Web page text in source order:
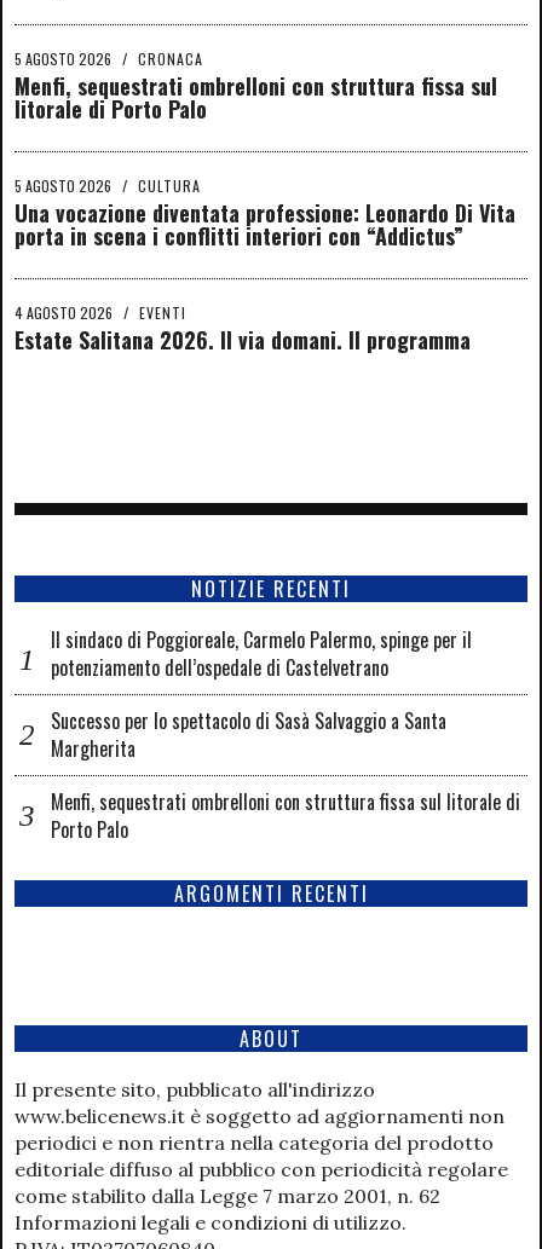
5 AGOSTO 2026 / CRONACA
Menfi, sequestrati ombrelloni con struttura fissa sul
litorale di Porto Palo
5 AGOSTO 2026 / CULTURA
Una vocazione diventata professione: Leonardo Di Vita
porta in scena i conflitti interiori con “Addictus”
4 AGOSTO 2026 / EVENTI
Estate Salitana 2026. Il via domani. Il programma
NOTIZIE RECENTI
Il sindaco di Poggioreale, Carmelo Palermo, spinge per il
potenziamento dell’ospedale di Castelvetrano
Successo per lo spettacolo di Sasà Salvaggio a Santa
Margherita
Menfi, sequestrati ombrelloni con struttura fissa sul litorale di
Porto Palo
ARGOMENTI RECENTI
ABOUT
Il presente sito, pubblicato all'indirizzo
www.belicenews.it è soggetto ad aggiornamenti non
periodici e non rientra nella categoria del prodotto
editoriale diffuso al pubblico con periodicità regolare
come stabilito dalla Legge 7 marzo 2001, n. 62
Informazioni legali e condizioni di utilizzo.